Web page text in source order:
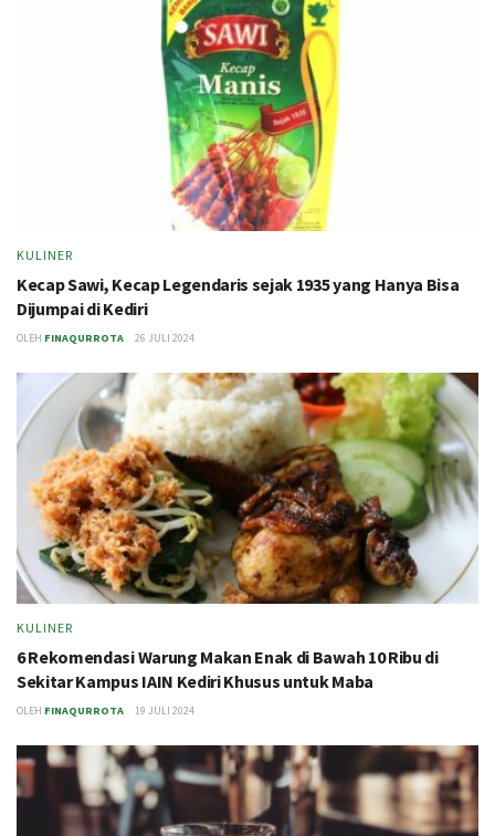
KULINER
Kecap Sawi, Kecap Legendaris sejak 1935 yang Hanya Bisa
Dijumpai di Kediri
OLEH FINAQURROTA 26 JULI 2024
KULINER
6 Rekomendasi Warung Makan Enak di Bawah 10 Ribu di
Sekitar Kampus IAIN Kediri Khusus untuk Maba
OLEH FINAQURROTA 19 JULI 2024